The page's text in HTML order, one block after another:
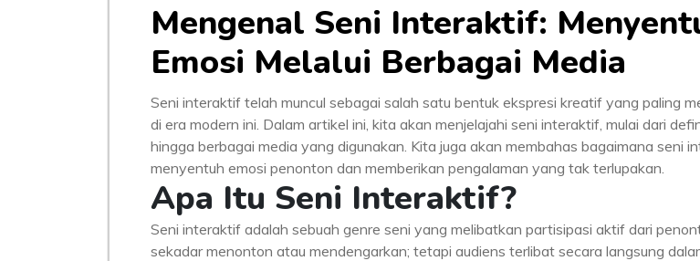
Mengenal Seni Interaktif:
Emosi Melalui Berbagai Media
Seni interaktif telah muncul sebagai salah satu bentuk ekspresi kreatif yang paling
di era modern ini. Dalam artikel ini, kita akan menjelajahi seni interaktif, mulai dari
hingga berbagai media yang digunakan. Kita juga akan membahas bagaimana seni
menyentuh emosi penonton dan memberikan pengalaman yang tak terlupakan.
Apa Itu Seni Interaktif?
Seni interaktif adalah sebuah genre seni yang melibatkan partisipasi aktif dari
sekadar menonton atau mendengarkan; tetapi audiens terlibat secara langsung